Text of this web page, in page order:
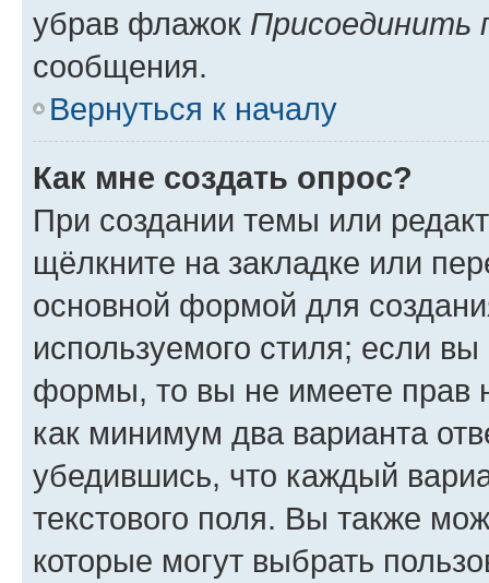
убрав флажок Присоединить
сообщения.
Вернуться к началу
Как мне создать опрос?
При создании темы или
щёлкните на закладке или
основной формой для
используемого стиля; если
формы, то вы не имеете прав
как минимум два варианта
убедившись, что каждый
текстового поля. Вы также
которые могут выбрать